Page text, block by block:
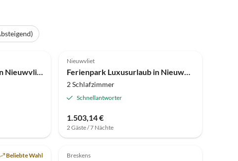
Ferienpark Ferienhaus in Nieuwvliet-Bad am Strand
Nieuwvliet
Ferienpark Luxusurlaub in Nieuwvliet
2 Schlafzimmer
Schnellantworter
1.503,14 €
2 Gäste / 7 Nächte
Top-Inserat
Beliebte Wahl Breskens